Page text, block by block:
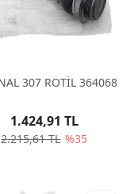
ORİJİNAL 307 ROTİL 364068
2.215,61 TL %35
1.424,91 TL